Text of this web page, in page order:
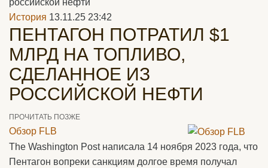
российской нефти
История 13.11.25 23:42
ПЕНТАГОН ПОТРАТИЛ $1
МЛРД НА ТОПЛИВО,
СДЕЛАННОЕ ИЗ
РОССИЙСКОЙ НЕФТИ
ПРОЧИТАТЬ ПОЗЖЕ
Обзор FLB
The Washington Post написала 14 ноября 2023 года, что
Пентагон вопреки санкциям долгое время получал